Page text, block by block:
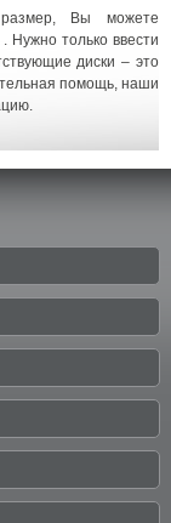
Вы можете
Нужно только ввести
диски – это
помощь, наши